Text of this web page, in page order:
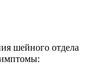
шейного отдела